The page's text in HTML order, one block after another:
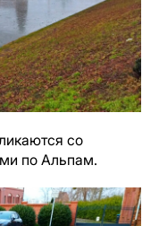
со
по Альпам.